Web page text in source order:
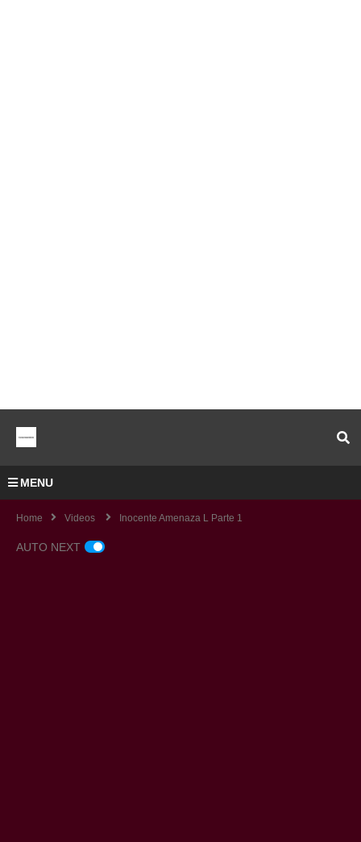
MENU
Home Videos Inocente Amenaza L Parte 1
AUTO NEXT